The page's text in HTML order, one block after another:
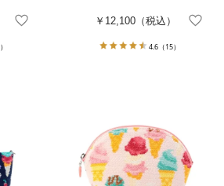
￥12,100 （税込）
4.6（15）